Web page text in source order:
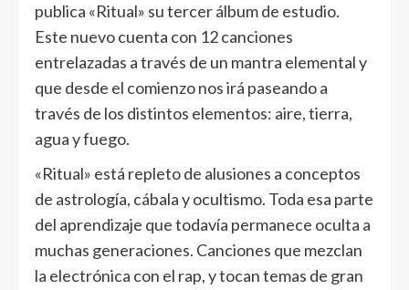
publica «Ritual» su tercer álbum de estudio.
Este nuevo cuenta con 12 canciones
entrelazadas a través de un mantra elemental y
que desde el comienzo nos irá paseando a
través de los distintos elementos: aire, tierra,
agua y fuego.
«Ritual» está repleto de alusiones a conceptos
de astrología, cábala y ocultismo. Toda esa parte
del aprendizaje que todavía permanece oculta a
muchas generaciones. Canciones que mezclan
la electrónica con el rap, y tocan temas de gran